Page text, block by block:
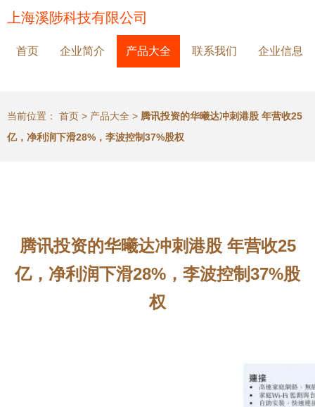
上海溪陟科技有限公司
首页 企业简介 产品大全 联系我们 企业信息
当前位置： 首页 > 产品大全 > 腾讯投资的华曦达冲刺港股 年营收25
亿，净利润下滑28%，李波控制37%股权
腾讯投资的华曦达冲刺港股 年营收25
亿，净利润下滑28%，李波控制37%股
权